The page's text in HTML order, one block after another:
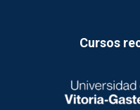
Cursos